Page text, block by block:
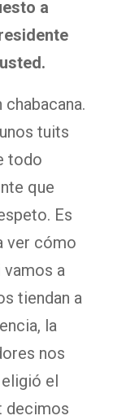
a
tuits
todo
que
Es
ver cómo
vamos a
tiendan a
la
nos
el
decimos